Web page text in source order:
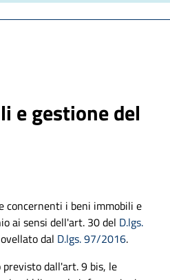
e gestione del
concernenti i beni immobili e
ai sensi dell'art. 30 del D.lgs.
dal D.lgs. 97/2016.
dall'art. 9 bis, le